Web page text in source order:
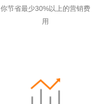
你节省最少30%以上的营销费
用